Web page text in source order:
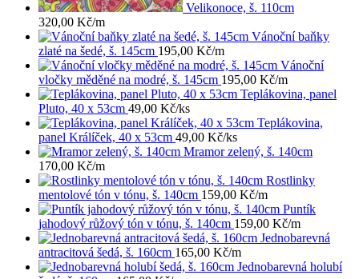
Velikonoce, š. 110cm
320,00 Kč/m
Vánoční baňky
zlaté na šedé, š. 145cm 195,00 Kč/m
Vánoční
vločky měděné na modré, š. 145cm 195,00 Kč/m
Teplákovina, panel
Pluto, 40 x 53cm 49,00 Kč/ks
Teplákovina,
panel Králíček, 40 x 53cm 49,00 Kč/ks
Mramor zelený, š. 140cm
170,00 Kč/m
Rostlinky
mentolové tón v tónu, š. 140cm 159,00 Kč/m
Puntík
jahodový růžový tón v tónu, š. 140cm 159,00 Kč/m
Jednobarevná
antracitová šedá, š. 160cm 165,00 Kč/m
Jednobarevná holubí